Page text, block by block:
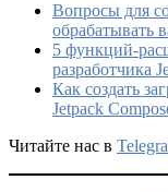
Вопросы для
обрабатывать
5 функций-
разработчика
Как создать
Jetpack
Читайте нас в